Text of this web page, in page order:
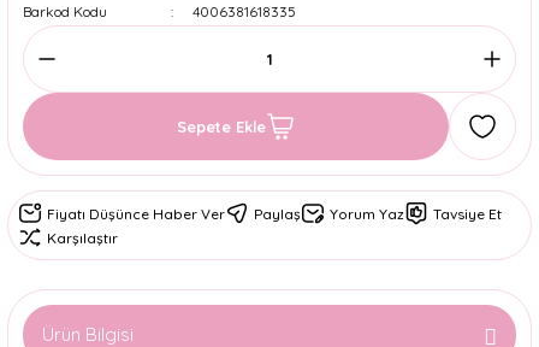
Barkod Kodu
4006381618335
Sepete Ekle
Fiyatı Düşünce Haber Ver Paylaş Yorum Yaz
Tavsiye Et
Karşılaştır
Ürün Bilgisi